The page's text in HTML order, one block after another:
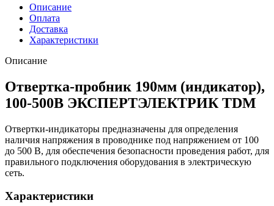
Описание
Оплата
Доставка
Характеристики
Описание
Отвертка-пробник 190мм (индикатор),
100-500В ЭКСПЕРТЭЛЕКТРИК TDM
Отвертки-индикаторы предназначены для определения
наличия напряжения в проводнике под напряжением от 100
до 500 В, для обеспечения безопасности проведения работ, для
правильного подключения оборудования в электрическую
сеть.
Характеристики